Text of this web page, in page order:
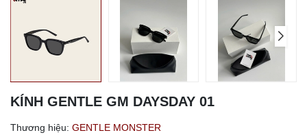
KÍNH GENTLE GM DAYSDAY 01
Thương hiệu: GENTLE MONSTER